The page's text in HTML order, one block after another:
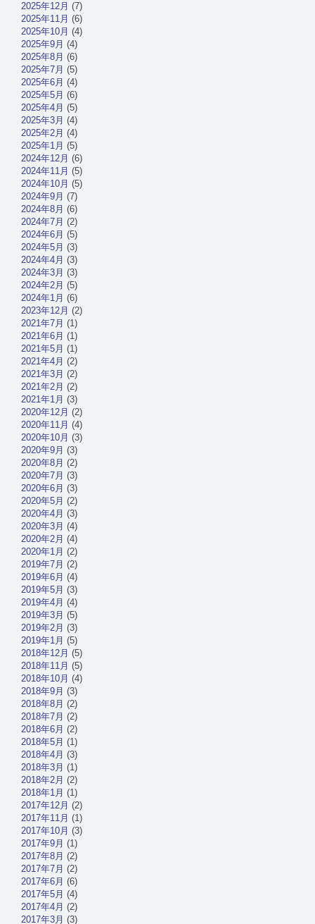
2025年12月 (7)
2025年11月 (6)
2025年10月 (4)
2025年9月 (4)
2025年8月 (6)
2025年7月 (5)
2025年6月 (4)
2025年5月 (6)
2025年4月 (5)
2025年3月 (4)
2025年2月 (4)
2025年1月 (5)
2024年12月 (6)
2024年11月 (5)
2024年10月 (5)
2024年9月 (7)
2024年8月 (6)
2024年7月 (2)
2024年6月 (5)
2024年5月 (3)
2024年4月 (3)
2024年3月 (3)
2024年2月 (5)
2024年1月 (6)
2023年12月 (2)
2021年7月 (1)
2021年6月 (1)
2021年5月 (1)
2021年4月 (2)
2021年3月 (2)
2021年2月 (2)
2021年1月 (3)
2020年12月 (2)
2020年11月 (4)
2020年10月 (3)
2020年9月 (3)
2020年8月 (2)
2020年7月 (3)
2020年6月 (3)
2020年5月 (2)
2020年4月 (3)
2020年3月 (4)
2020年2月 (4)
2020年1月 (2)
2019年7月 (2)
2019年6月 (4)
2019年5月 (3)
2019年4月 (4)
2019年3月 (5)
2019年2月 (3)
2019年1月 (5)
2018年12月 (5)
2018年11月 (5)
2018年10月 (4)
2018年9月 (3)
2018年8月 (2)
2018年7月 (2)
2018年6月 (2)
2018年5月 (1)
2018年4月 (3)
2018年3月 (1)
2018年2月 (2)
2018年1月 (1)
2017年12月 (2)
2017年11月 (1)
2017年10月 (3)
2017年9月 (1)
2017年8月 (2)
2017年7月 (2)
2017年6月 (6)
2017年5月 (4)
2017年4月 (2)
2017年3月 (3)